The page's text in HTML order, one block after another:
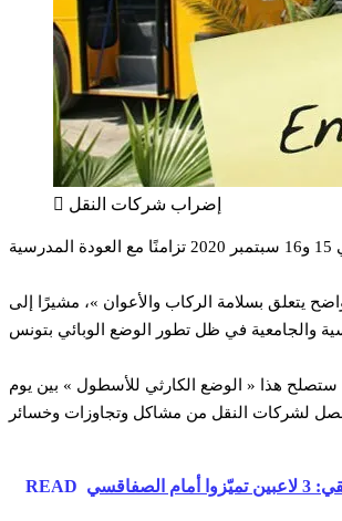
إضراب شركات النقل
يتعلق بسلامة الركاب والأعوان »، مشيرًا إلى
ستصلح هذا « الوضع الكارثي للأسطول » بين يوم
READ الصفاقسي